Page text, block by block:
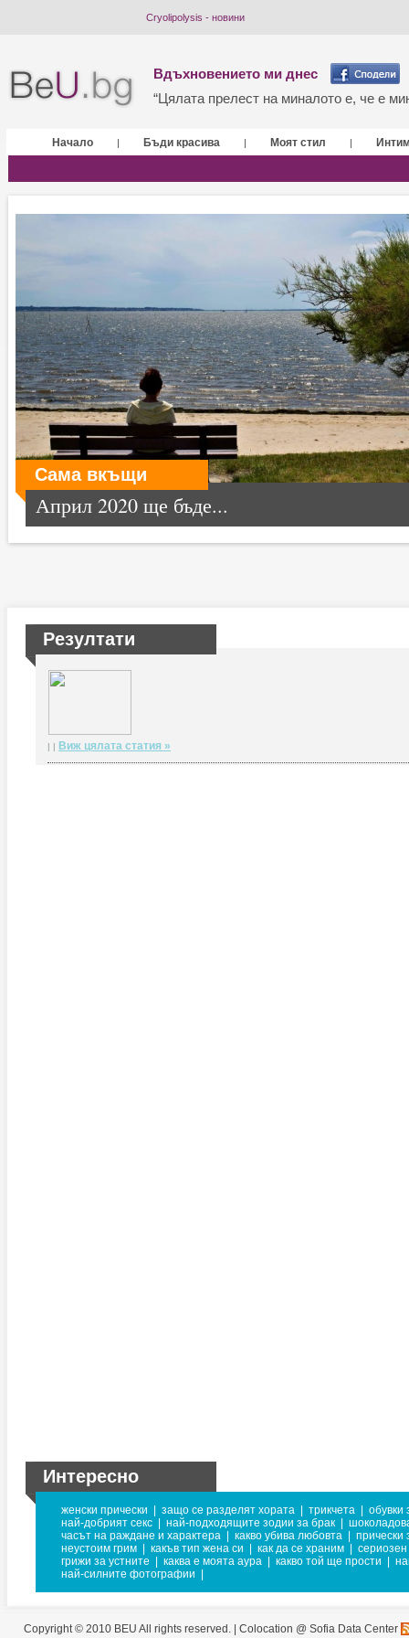
Cryolipolysis - новини
Вдъхновението ми днес
“Цялата прелест на миналото е, че е
Начало | Бъди красива | Моят стил |
Сама вкъщи
Април 2020 ще бъде...
Резултати
| | Виж цялата статия »
Интересно
женски прически защо се разделят хората трикчета
обувки
най-добрият секс
най-подходящите зодии за брак
часът на раждане и характера
какво убива любовта
прически
неустоим грим
какъв тип жена си как да се храним
грижи за устните
каква е моята аура какво той ще прости
най-силните фотографии
Copyright © 2010 BEU All rights reserved. | Colocation @ Sofia Data Center